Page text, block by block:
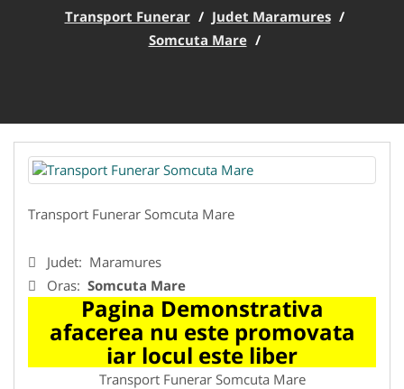
Transport Funerar / Judet Maramures /
Somcuta Mare /
Transport Funerar Somcuta Mare
Judet: Maramures
Oras: Somcuta Mare
Pagina Demonstrativa
afacerea nu este promovata
iar locul este liber
Transport Funerar Somcuta Mare